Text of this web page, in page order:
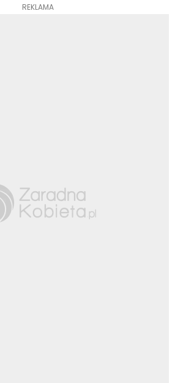
REKLAMA